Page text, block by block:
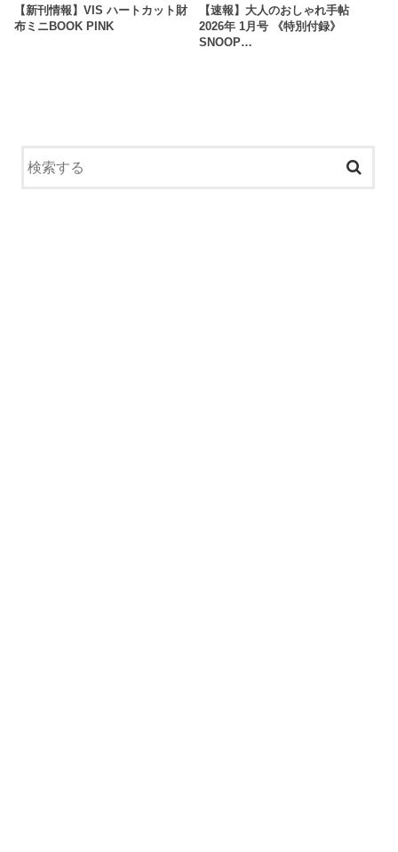
【新刊情報】VIS ハートカット財
布ミニBOOK PINK
【速報】大人のおしゃれ手帖
2026年 1月号 《特別付録》
SNOOP…